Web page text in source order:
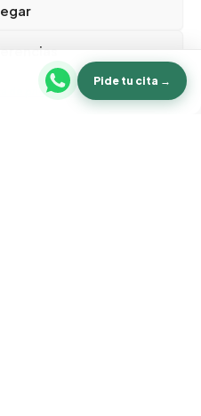
de privacidadAviso legal
Pide tu cita →